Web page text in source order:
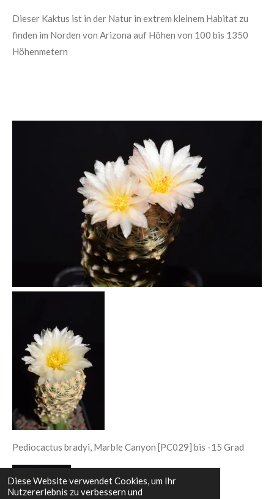
Diese Website verwendet Cookies, um Ihr
Nutzererlebnis zu verbessern und
Dieser Kaktus ist in der Natur in extrem kleinem Habitat zu
finden im Norden von Arizona auf Höhen von 100 bis 1350
Höhenmetern
Pediocactus bradyi, Marble Canyon [PC029] bis -15 Grad